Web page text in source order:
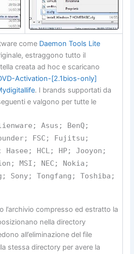
come Daemon Tools Lite
estraggono tutto il
creata ad hoc e scaricano
Activation-[2.1bios-only]
. I brands supportati da
e valgono per tutte le
Asus; BenQ;
FSC; Fujitsu;
HCL; HP; Jooyon;
MSI; NEC; Nokia;
Sony; Tongfang; Toshiba;
l’archivio compresso ed estratto la
nella directory
all’eliminazione del file
stessa directory per avere la